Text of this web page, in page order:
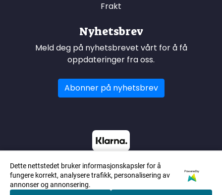
Frakt
Nyhetsbrev
Meld deg på nyhetsbrevet vårt for å få
oppdateringer fra oss.
Abonner på nyhetsbrev
Dette nettstedet bruker informasjonskapsler for å
fungere korrekt, analysere trafikk, personalisering av
annonser og annonsering.
Powered by